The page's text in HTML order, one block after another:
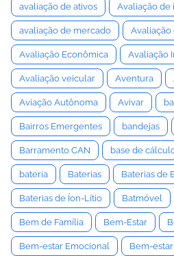
avaliação de ativos Avaliação de
avaliação de mercado Avaliação
Avaliação Econômica Avaliação
Avaliação veicular Aventura
Aviação Autônoma Avivar
Bairros Emergentes bandejas
Barramento CAN base de
bateria Baterias Baterias de
Baterias de Íon-Lítio Batmóvel
Bem de Família Bem-Estar
Bem-estar Emocional Bem-